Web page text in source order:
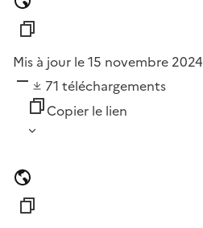
Mis à jour le 15 novembre 2024
71 téléchargements
Copier le lien